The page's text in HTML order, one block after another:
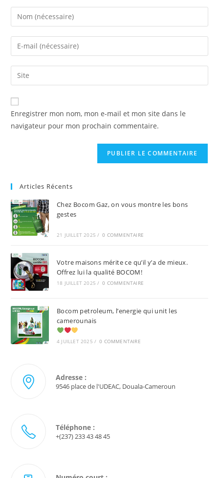
Enregistrer mon nom, mon e-mail et mon site dans le
navigateur pour mon prochain commentaire.
Articles Récents
Chez Bocom Gaz, on vous montre les bons
gestes
21 JUILLET 2025 / 0 COMMENTAIRE
Votre maisons mérite ce qu’il y’a de mieux.
Offrez lui la qualité BOCOM!
18 JUILLET 2025 / 0 COMMENTAIRE
Bocom petroleum, l’energie qui unit les
camerounais
4 JUILLET 2025 / 0 COMMENTAIRE
Adresse :
9546 place de l'UDEAC, Douala-Cameroun
Téléphone :
+(237) 233 43 48 45